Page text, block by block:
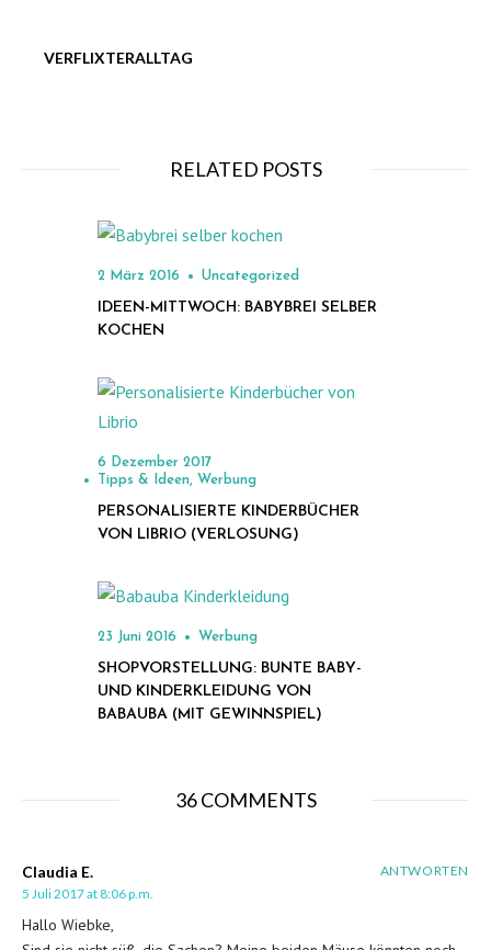
VERFLIXTERALLTAG
RELATED POSTS
Posted
2 März 2016 Uncategorized
IDEEN-MITTWOCH: BABYBREI SELBER
KOCHEN
Posted
on
6 Dezember 2017
Tipps & Ideen
Werbung
PERSONALISIERTE KINDERBÜCHER
VON LIBRIO (VERLOSUNG)
Posted
23 Juni 2016 Werbung
SHOPVORSTELLUNG: BUNTE BABY-
UND KINDERKLEIDUNG VON
BABAUBA (MIT GEWINNSPIEL)
36 COMMENTS
Claudia E.
ANTWORTEN
5 Juli 2017 at 8:06 p.m.
Hallo Wiebke,